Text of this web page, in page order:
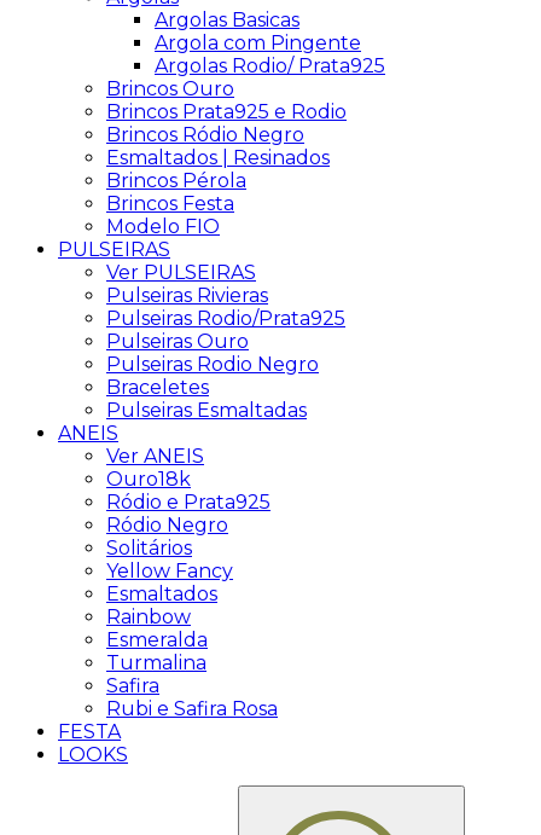
Argolas Basicas
Argola com Pingente
Argolas Rodio/ Prata925
Brincos Ouro
Brincos Prata925 e Rodio
Brincos Ródio Negro
Esmaltados | Resinados
Brincos Pérola
Brincos Festa
Modelo FIO
PULSEIRAS
Ver PULSEIRAS
Pulseiras Rivieras
Pulseiras Rodio/Prata925
Pulseiras Ouro
Pulseiras Rodio Negro
Braceletes
Pulseiras Esmaltadas
ANEIS
Ver ANEIS
Ouro18k
Ródio e Prata925
Ródio Negro
Solitários
Yellow Fancy
Esmaltados
Rainbow
Esmeralda
Turmalina
Safira
Rubi e Safira Rosa
FESTA
LOOKS